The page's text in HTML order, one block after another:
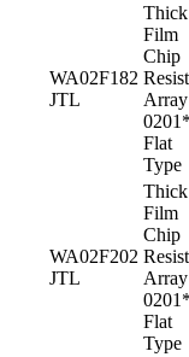
WA02F182
JTL
Thick
Film
Chip
Array
Flat
Type
WA02F202
JTL
Thick
Film
Chip
Array
Flat
Type